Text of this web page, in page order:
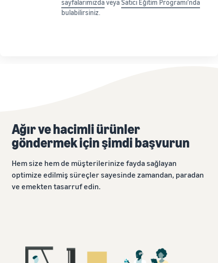
sayfalarımızdaveyaSatıcı Eğitim Programı'nda
bulabilirsiniz.
Ağır ve hacimli ürünler
göndermek için şimdi başvurun
Hem size hem de müşterilerinize fayda sağlayan
optimize edilmiş süreçler sayesinde zamandan, paradan
ve emekten tasarruf edin.